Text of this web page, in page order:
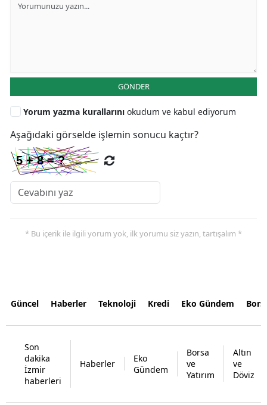
GÖNDER
Yorum yazma kurallarını okudum ve kabul ediyorum
Aşağıdaki görselde işlemin sonucu kaçtır?
* Bu içerik ile ilgili yorum yok, ilk yorumu siz yazın, tartışalım *
Güncel Haberler Teknoloji Kredi Eko Gündem
Son
dakika
İzmir
haberleri
Haberler
Eko
Gündem
Borsa
ve
Yatırım
Altın
ve
Döviz